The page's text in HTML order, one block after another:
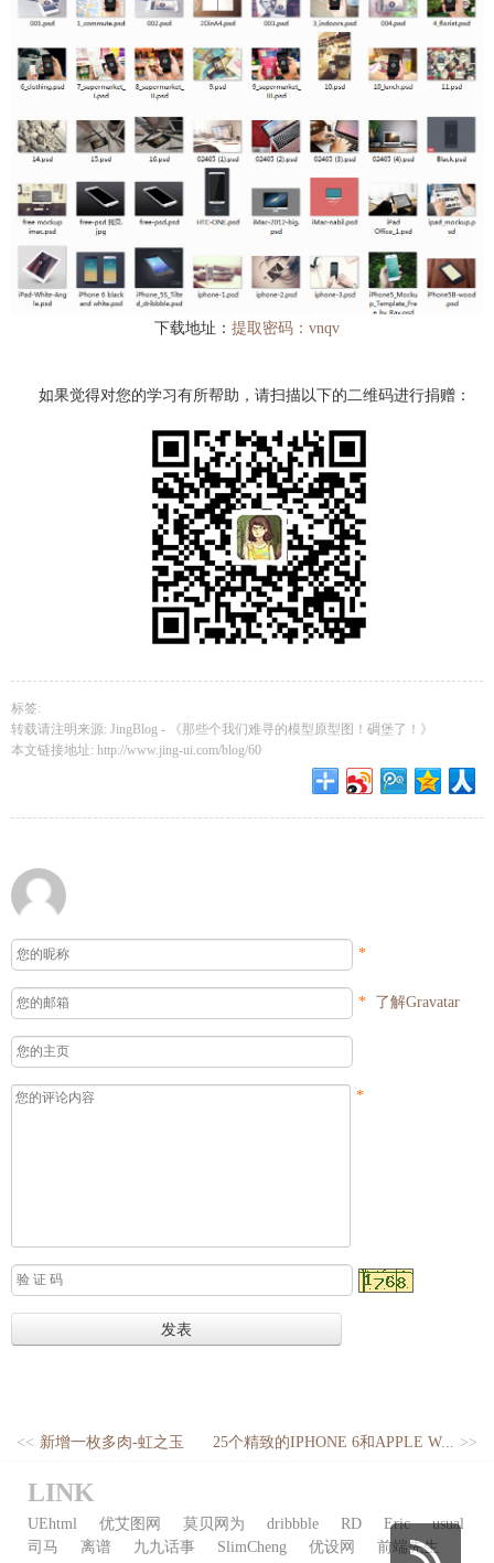
下载地址： 提取密码：vnqv
如果觉得对您的学习有所帮助，请扫描以下的二维码进行捐赠：
标签:
转载请注明来源: JingBlog -
《那些个我们难寻的模型原型图！碉堡了！》
本文链接地址: http://www.jing-ui.com/blog/60
*
* 了解Gravatar
*
<< 新增一枚多肉-虹之玉 25个精致的IPHONE 6和APPLE W... >>
LINK
UEhtml 优艾图网 莫贝网为 dribbble RD Eric
usual
司马
离谱 九九话事 SlimCheng 优设网 前端先生